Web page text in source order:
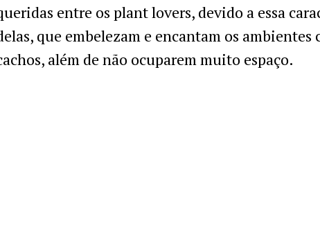
entre os plant lovers, devido a essa
que embelezam e encantam os ambientes
além de não ocuparem muito espaço.